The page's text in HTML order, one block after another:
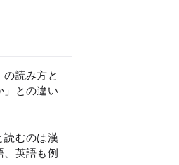
読み方と
」との違い
読むのは漢
、英語も例